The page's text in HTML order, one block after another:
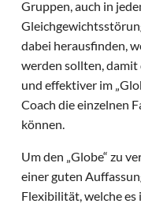
Gruppen, auch in
dabei herausfinden,
werden sollten,
und effektiver im
Coach die einzelnen
können.
Um den „Globe“ zu
einer guten
Flexibilität, welche es